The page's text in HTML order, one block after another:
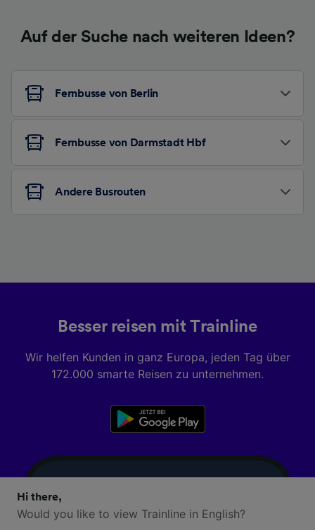
Auf der Suche nach weiteren Ideen?
Fernbusse von Berlin
Fernbusse von Darmstadt Hbf
Andere Busrouten
Besser reisen mit Trainline
Wir helfen Kunden in ganz Europa, jeden Tag über
172.000 smarte Reisen zu unternehmen.
Hi there,
Would you like to view Trainline in English?